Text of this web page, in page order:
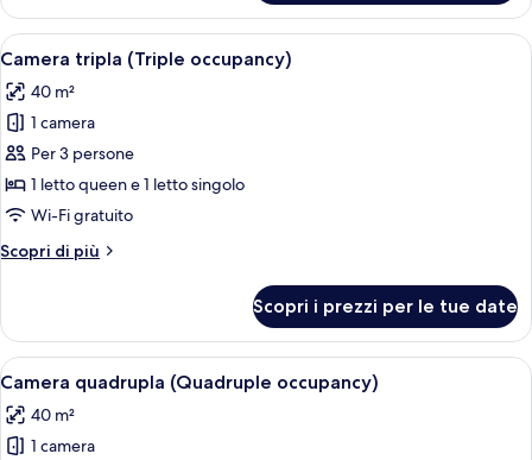
Classic
uso
singolo
Apri
tutte
le
foto
per
Camera
tripla
occupancy)
Una camera d'albergo con un letto,
5
Camera tripla (Triple occupancy)
40 m²
1 camera
Per 3 persone
1 letto queen e 1 letto singolo
Wi-Fi gratuito
Scopri di più
Altri
tripla
(Triple
occupancy)
Scopri i prezzi per le tue date
Apri
tutte
le
foto
Una camera d'albergo con un letto,
5
Camera quadrupla (Quadruple occupancy)
40 m²
1 camera